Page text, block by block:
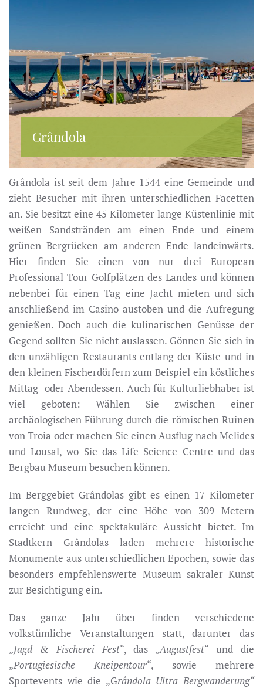
Grândola
Grândola ist seit dem Jahre 1544 eine Gemeinde und
zieht Besucher mit ihren unterschiedlichen Facetten
an. Sie besitzt eine 45 Kilometer lange Küstenlinie mit
weißen Sandstränden am einen Ende und einem
grünen Bergrücken am anderen Ende landeinwärts.
Hier finden Sie einen von nur drei European
Professional Tour Golfplätzen des Landes und können
nebenbei für einen Tag eine Jacht mieten und sich
anschließend im Casino austoben und die Aufregung
genießen. Doch auch die kulinarischen Genüsse der
Gegend sollten Sie nicht auslassen. Gönnen Sie sich in
den unzähligen Restaurants entlang der Küste und in
den kleinen Fischerdörfern zum Beispiel ein köstliches
Mittag- oder Abendessen. Auch für Kulturliebhaber ist
viel geboten: Wählen Sie zwischen einer
archäologischen Führung durch die römischen Ruinen
von Troia oder machen Sie einen Ausflug nach Melides
und Lousal, wo Sie das Life Science Centre und das
Bergbau Museum besuchen können.
Im Berggebiet Grândolas gibt es einen 17 Kilometer
langen Rundweg, der eine Höhe von 309 Metern
erreicht und eine spektakuläre Aussicht bietet. Im
Stadtkern Grândolas laden mehrere historische
Monumente aus unterschiedlichen Epochen, sowie das
besonders empfehlenswerte Museum sakraler Kunst
zur Besichtigung ein.
Das ganze Jahr über finden verschiedene
volkstümliche Veranstaltungen statt, darunter das
„Jagd & Fischerei Fest“, das „Augustfest“ und die
„Portugiesische Kneipentour“, sowie mehrere
Sportevents wie die „Grândola Ultra Bergwanderung“